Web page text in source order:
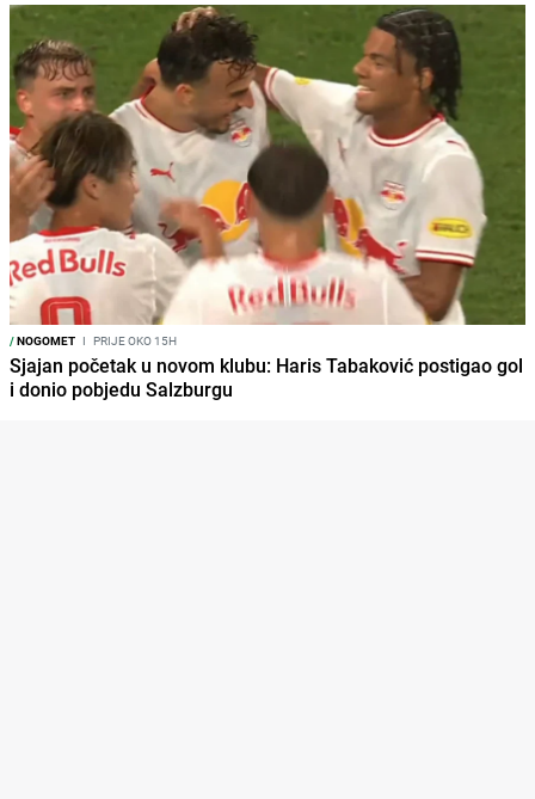
/NOGOMET I PRIJE OKO 15H
Sjajan početak u novom klubu: Haris Tabaković postigao gol
i donio pobjedu Salzburgu